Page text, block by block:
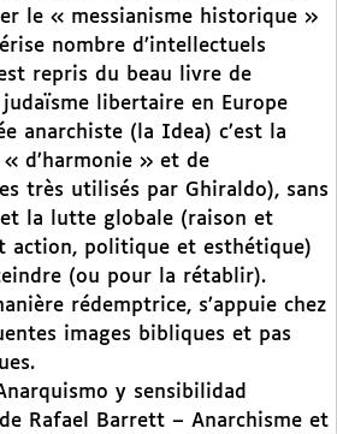
le « messianisme historique »
nombre d’intellectuels
repris du beau livre de
libertaire en Europe
anarchiste (la Idea) c’est la
d’harmonie » et de
très utilisés par Ghiraldo), sans
la lutte globale (raison et
action, politique et esthétique)
(ou pour la rétablir).
rédemptrice, s’appuie chez
images bibliques et pas
y sensibilidad
Rafael Barrett – Anarchisme et